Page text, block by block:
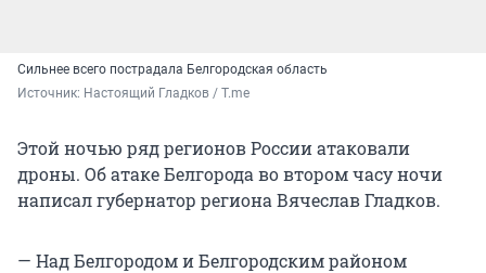
Сильнее всего пострадала Белгородская область
Источник: Настоящий Гладков / T.me
Этой ночью ряд регионов России атаковали
дроны. Об атаке Белгорода во втором часу ночи
написал губернатор региона Вячеслав Гладков.
— Над Белгородом и Белгородским районом